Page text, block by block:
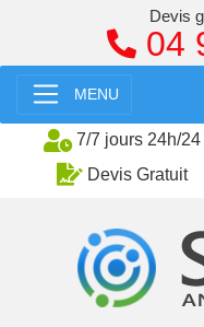
MENU
7/7 jours 24h/24
Devis Gratuit
Devis
04